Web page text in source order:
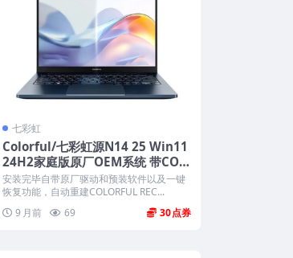
七彩虹
Colorful/七彩虹源N14 25 Win11
24H2家庭版原厂OEM系统 带COL
ORFUL一键还原
安装完毕自带原厂驱动和预装软件以及一键
恢复功能，自动重建COLORFUL REC...
9 月前
69 30